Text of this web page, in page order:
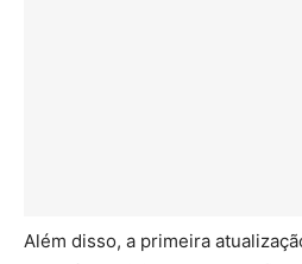
Além disso, a primeira